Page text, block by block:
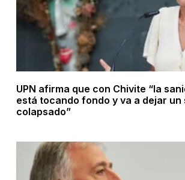
UPN afirma que con Chivite “la
está tocando fondo y va a dejar un
colapsado”